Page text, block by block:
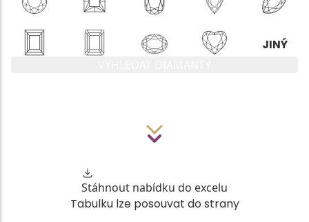
Stáhnout nabídku do excelu
Tabulku lze posouvat do strany